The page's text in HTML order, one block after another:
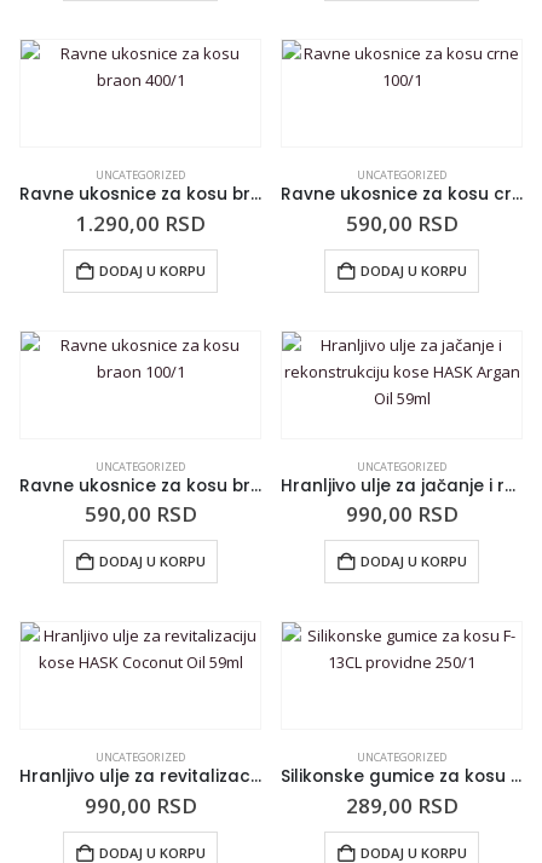
UNCATEGORIZED
Ravne ukosnice za kosu braon 400/1
1.290,00 RSD
DODAJ U KORPU
UNCATEGORIZED
Ravne ukosnice za kosu crne 100/1
590,00 RSD
DODAJ U KORPU
UNCATEGORIZED
Ravne ukosnice za kosu braon 100/1
590,00 RSD
DODAJ U KORPU
UNCATEGORIZED
Hranljivo ulje za jačanje i rekonstrukciju kose HASK Argan Oil 59ml
990,00 RSD
DODAJ U KORPU
UNCATEGORIZED
Hranljivo ulje za revitalizaciju kose HASK Coconut Oil 59ml
990,00 RSD
DODAJ U KORPU
UNCATEGORIZED
Silikonske gumice za kosu F-13CL providne 250/1
289,00 RSD
DODAJ U KORPU